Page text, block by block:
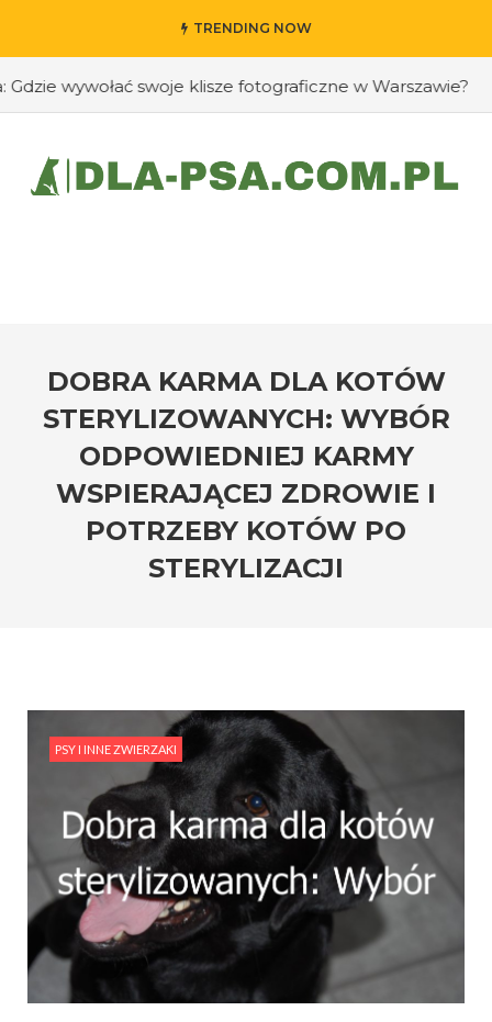
TRENDING NOW
wywołać swoje klisze fotograficzne w Warszawie?
DOBRA KARMA DLA KOTÓW
STERYLIZOWANYCH: WYBÓR
ODPOWIEDNIEJ KARMY
WSPIERAJĄCEJ ZDROWIE I
POTRZEBY KOTÓW PO
STERYLIZACJI
PSY I INNE ZWIERZAKI